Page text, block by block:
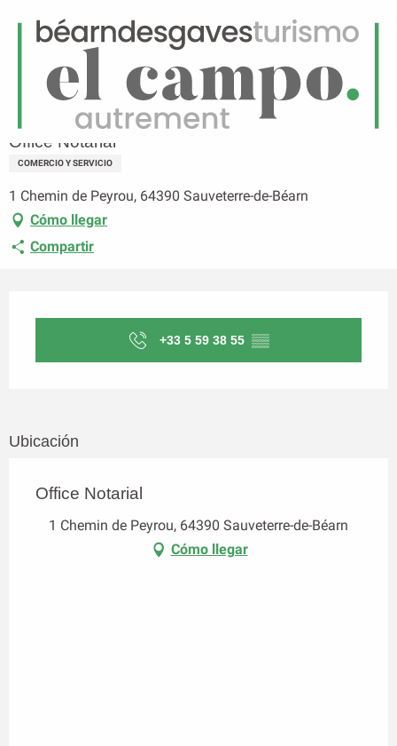
Menú
Página principal Office Notarial
Office Notarial
COMERCIO Y SERVICIO
1 Chemin de Peyrou, 64390 Sauveterre-de-Béarn
Cómo llegar
Compartir
+33 5 59 38 55 ▒▒
Ubicación
Office Notarial
1 Chemin de Peyrou, 64390 Sauveterre-de-Béarn
Cómo llegar